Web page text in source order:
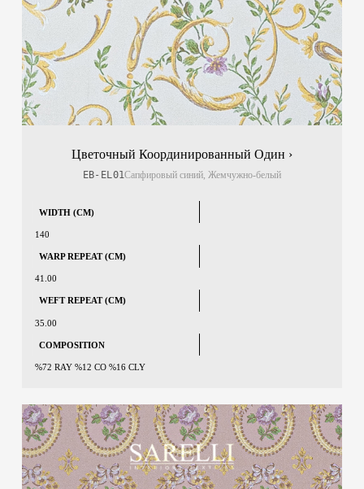
Цветочный Координированный Один ›
EB-EL01Сапфировый синий, Жемчужно-белый
WIDTH (CM)
140
WARP REPEAT (CM)
41.00
WEFT REPEAT (CM)
35.00
COMPOSITION
%72 RAY %12 CO %16 CLY